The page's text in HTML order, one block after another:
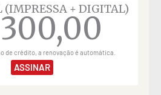
(IMPRESSA + DIGITAL)
300,00
de crédito, a renovação é automática.
ASSINAR